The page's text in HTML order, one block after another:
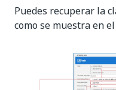
Puedes recuperar la
como se muestra en